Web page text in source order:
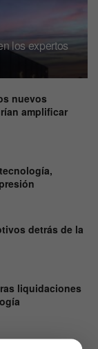
los expertos
nuevos
amplificar
detrás de la
liquidaciones